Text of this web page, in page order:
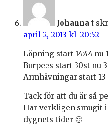
Johanna t
april 2, 2013 kl. 20:52
Löpning start 14:44 nu
Burpees start 30st nu
Armhävningar start 13
Tack för att du är så
Har verkligen smugit
dygnets tider 🙂